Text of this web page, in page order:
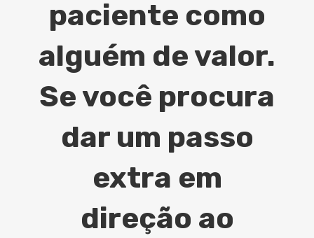
paciente como
alguém de valor.
Se você procura
dar um passo
extra em
direção ao